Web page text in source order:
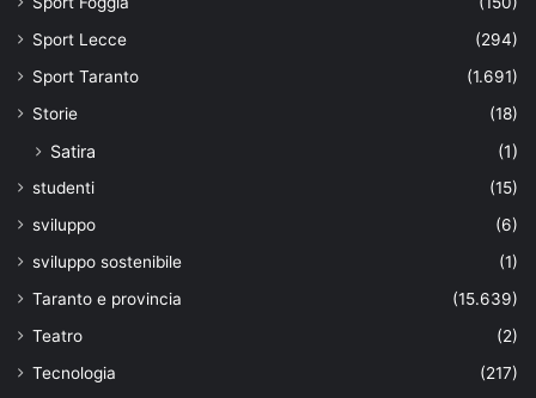
Sport Lecce
(294)
Sport Taranto
(1.691)
Storie
(18)
Satira (1)
studenti
(15)
sviluppo
(6)
sviluppo sostenibile
(1)
Taranto e provincia
(15.639)
Teatro
(2)
Tecnologia
(217)